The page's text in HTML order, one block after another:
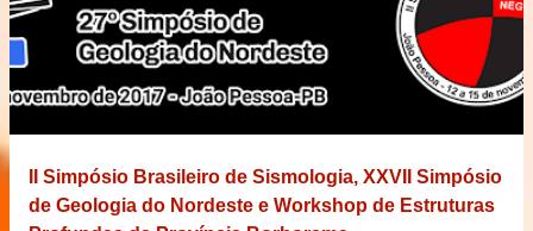
II Simpósio Brasileiro de Sismologia, XXVII Simpósio
de Geologia do Nordeste e Workshop de Estruturas